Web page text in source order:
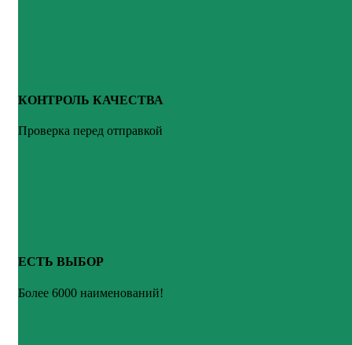
КОНТРОЛЬ КАЧЕСТВА
Проверка перед отправкой
ЕСТЬ ВЫБОР
Более 6000 наименований!